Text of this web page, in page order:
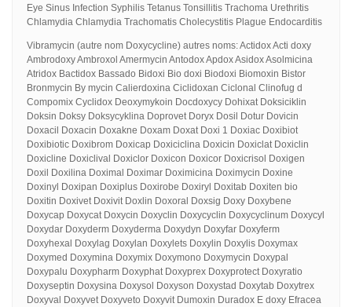
Eye Sinus Infection Syphilis Tetanus Tonsillitis Trachoma Urethritis
Chlamydia Chlamydia Trachomatis Cholecystitis Plague Endocarditis
Vibramycin (autre nom Doxycycline) autres noms: Actidox Acti doxy
Ambrodoxy Ambroxol Amermycin Antodox Apdox Asidox Asolmicina
Atridox Bactidox Bassado Bidoxi Bio doxi Biodoxi Biomoxin Bistor
Bronmycin By mycin Calierdoxina Ciclidoxan Ciclonal Clinofug d
Compomix Cyclidox Deoxymykoin Docdoxycy Dohixat Doksiciklin
Doksin Doksy Doksycyklina Doprovet Doryx Dosil Dotur Dovicin
Doxacil Doxacin Doxakne Doxam Doxat Doxi 1 Doxiac Doxibiot
Doxibiotic Doxibrom Doxicap Doxiciclina Doxicin Doxiclat Doxiclin
Doxicline Doxiclival Doxiclor Doxicon Doxicor Doxicrisol Doxigen
Doxil Doxilina Doximal Doximar Doximicina Doximycin Doxine
Doxinyl Doxipan Doxiplus Doxirobe Doxiryl Doxitab Doxiten bio
Doxitin Doxivet Doxivit Doxlin Doxoral Doxsig Doxy Doxybene
Doxycap Doxycat Doxycin Doxyclin Doxycyclin Doxycyclinum Doxycyl
Doxydar Doxyderm Doxyderma Doxydyn Doxyfar Doxyferm
Doxyhexal Doxylag Doxylan Doxylets Doxylin Doxylis Doxymax
Doxymed Doxymina Doxymix Doxymono Doxymycin Doxypal
Doxypalu Doxypharm Doxyphat Doxyprex Doxyprotect Doxyratio
Doxyseptin Doxysina Doxysol Doxyson Doxystad Doxytab Doxytrex
Doxyval Doxyvet Doxyveto Doxyvit Dumoxin Duradox E doxy Efracea